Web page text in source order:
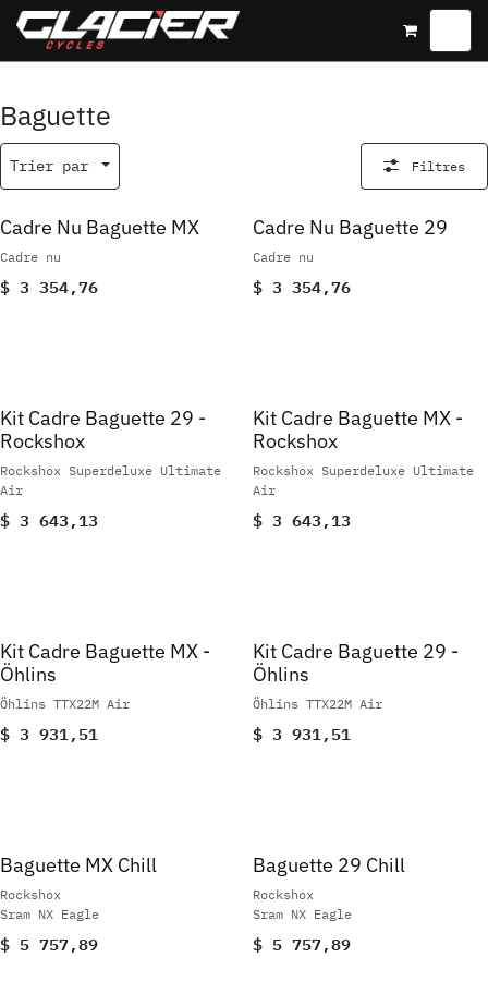
Se rendre au contenu
Baguette
Trier par Filtres
Cadre Nu Baguette MX
Cadre nu
$ 3 354,76
Cadre Nu Baguette 29
Cadre nu
$ 3 354,76
Kit Cadre Baguette 29 -
Rockshox
Rockshox Superdeluxe Ultimate
Air
$ 3 643,13
Kit Cadre Baguette MX -
Rockshox
Rockshox Superdeluxe Ultimate
Air
$ 3 643,13
Kit Cadre Baguette MX -
Öhlins
Öhlins TTX22M Air
$ 3 931,51
Kit Cadre Baguette 29 -
Öhlins
Öhlins TTX22M Air
$ 3 931,51
Baguette MX Chill
Rockshox
Sram NX Eagle
$ 5 757,89
Baguette 29 Chill
Rockshox
Sram NX Eagle
$ 5 757,89